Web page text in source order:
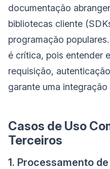
documentação
bibliotecas cliente
programação
é crítica, pois entender
requisição,
garante uma integração
Casos de Uso
Terceiros
1. Processamento